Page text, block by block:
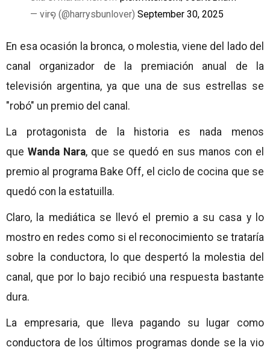
— vir໑̣ (@harrysbunlover) September 30, 2025
En esa ocasión la bronca, o molestia, viene del lado del
canal organizador de la premiación anual de la
televisión argentina, ya que una de sus estrellas se
"robó" un premio del canal.
La protagonista de la historia es nada menos
que Wanda Nara, que se quedó en sus manos con el
premio al programa Bake Off, el ciclo de cocina que se
quedó con la estatuilla.
Claro, la mediática se llevó el premio a su casa y lo
mostro en redes como si el reconocimiento se trataría
sobre la conductora, lo que despertó la molestia del
canal, que por lo bajo recibió una respuesta bastante
dura.
La empresaria, que lleva pagando su lugar como
conductora de los últimos programas donde se la vio